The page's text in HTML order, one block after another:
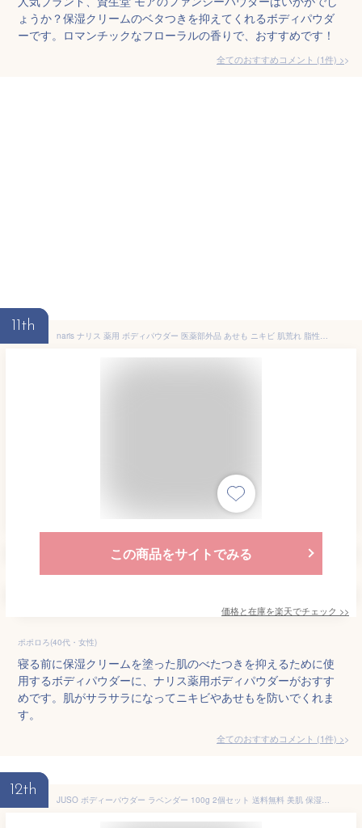
ょうか？保湿クリームのベタつきを抑えてくれるボディパウダ
ーです。ロマンチックなフローラルの香りで、おすすめです！
全てのおすすめコメント (1件) >
11th
naris ナリス 薬用 ボディパウダー 医薬部外品 あせも ニキビ 肌荒れ 脂性肌 フローラルな香り 50g[ギフトラッピング対応]
この商品をサイトでみる
価格と在庫を楽天でチェック >>
ポポロろ(40代・女性)
寝る前に保湿クリームを塗った肌のべたつきを抑えるために使
用するボディパウダーに、ナリス薬用ボディパウダーがおすす
めです。肌がサラサラになってニキビやあせもを防いでくれま
す。
全てのおすすめコメント (1件) >
12th
JUSO ボディーパウダー ラベンダー 100g 2個セット 送料無料 美肌 保湿 石井五商店 広島 お土産